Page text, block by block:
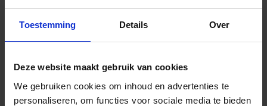
Toestemming Details Over
Deze website maakt gebruik van cookies
We gebruiken cookies om inhoud en advertenties te
personaliseren, om functies voor sociale media te bieden